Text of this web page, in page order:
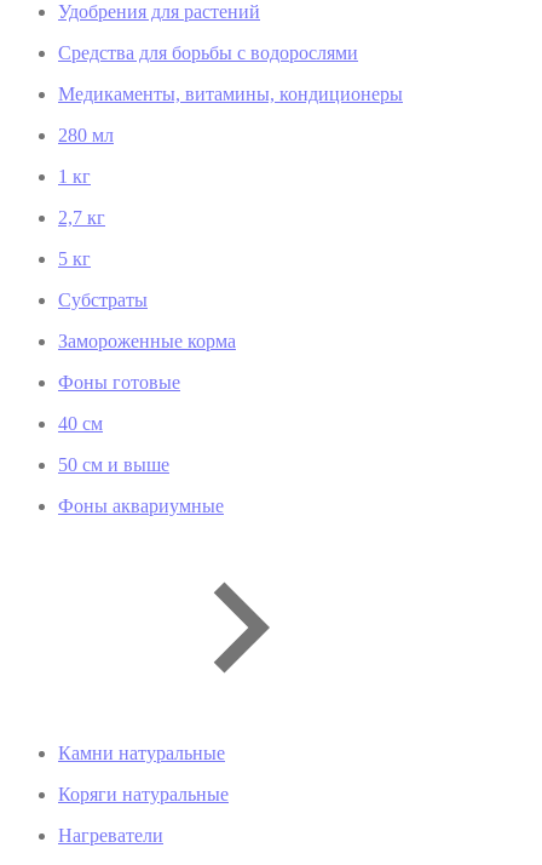
Удобрения для растений
Средства для борьбы с водорослями
Медикаменты, витамины, кондиционеры
280 мл
1 кг
2,7 кг
5 кг
Субстраты
Замороженные корма
Фоны готовые
40 см
50 см и выше
Фоны аквариумные
Камни натуральные
Коряги натуральные
Нагреватели